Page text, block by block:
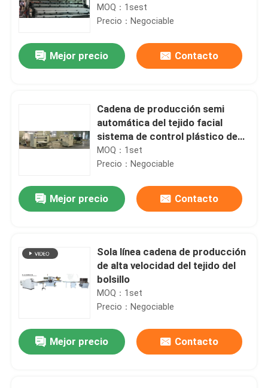
máquina 8-10 el rebobinar
MOQ：1sest
Precio：Negociable
Mejor precio Contacto
Cadena de producción semi
automática del tejido facial
sistema de control plástico de
programa del PLC que embala
MOQ：1set
Precio：Negociable
Mejor precio Contacto
Sola línea cadena de producción
de alta velocidad del tejido del
bolsillo
MOQ：1set
Precio：Negociable
Mejor precio Contacto